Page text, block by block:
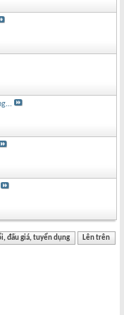
đấu giá, tuyển dụng Lên trên